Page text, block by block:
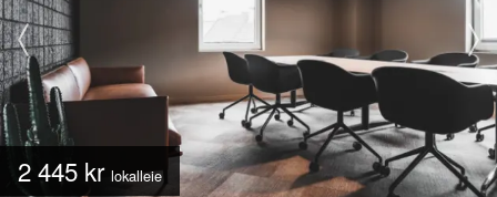
2 445 kr lokalleie